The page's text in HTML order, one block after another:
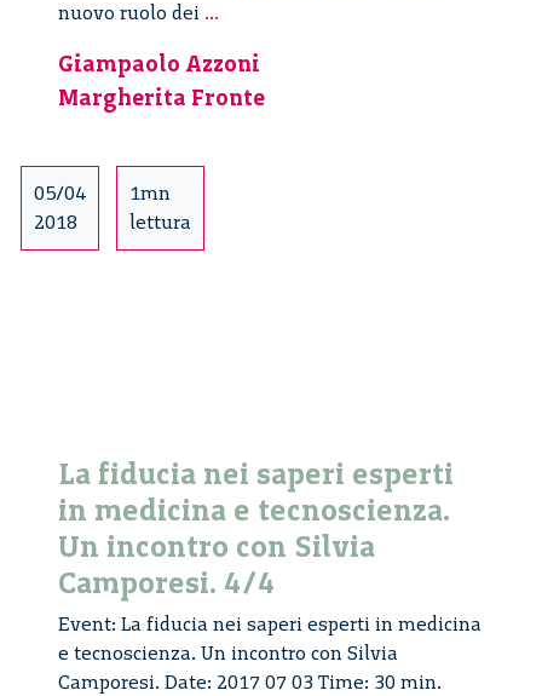
nuovo ruolo dei ...
ruolo
dei
Giampaolo Azzoni
Margherita Fronte
05/04
2018
1mn
lettura
La fiducia nei saperi esperti
in medicina e tecnoscienza.
Un incontro con Silvia
Camporesi. 4/4
Event: La fiducia nei saperi esperti in medicina
e tecnoscienza. Un incontro con Silvia
Camporesi. Date: 2017 07 03 Time: 30 min.